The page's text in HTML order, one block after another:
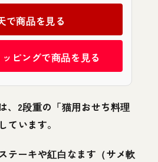
で商品を見る
ピングで商品を見る
、2段重の「猫用おせち料理
ています。
テーキや紅白なます（サメ軟